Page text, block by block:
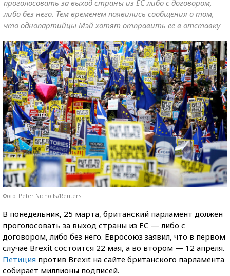
проголосовать за выход страны из ЕС либо с договором,
либо без него. Тем временем появились сообщения о том,
что однопартийцы Мэй хотят отправить ее в отставку
Фото: Peter Nicholls/Reuters
В понедельник, 25 марта, британский парламент должен
проголосовать за выход страны из ЕС — либо с
договором, либо без него. Евросоюз заявил, что в первом
случае Brexit состоится 22 мая, а во втором — 12 апреля.
Петиция против Brexit на сайте британского парламента
собирает миллионы подписей.